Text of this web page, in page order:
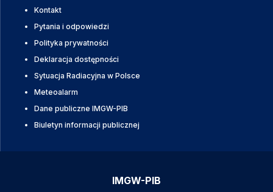
Kontakt
Pytania i odpowiedzi
Polityka prywatności
Deklaracja dostępności
Sytuacja Radiacyjna w Polsce
Meteoalarm
Dane publiczne IMGW-PIB
Biuletyn informacji publicznej
IMGW-PIB